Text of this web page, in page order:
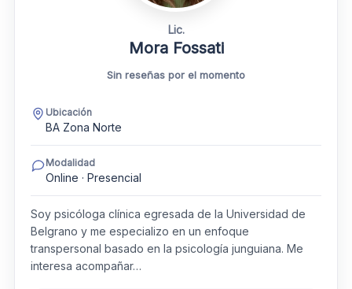
Lic.
Mora Fossati
Sin reseñas por el momento
Ubicación
BA Zona Norte
Modalidad
Online · Presencial
Soy psicóloga clínica egresada de la Universidad de
Belgrano y me especializo en un enfoque
transpersonal basado en la psicología junguiana. Me
interesa acompañar…